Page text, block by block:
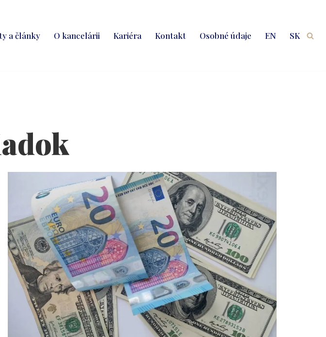
a články O kancelárii Kariéra Kontakt Osobné údaje EN SK